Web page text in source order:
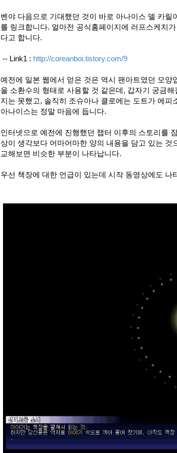
벤야 다음으로 기대했던 것이 바로 아나이스 델 카
를 링크합니다. 얼마전 공식홈페이지에 러프스케치
다고 합니다.
-- Link1 : http://coreanboi.tistory.com/9
예전에 일본 웹에서 얻은 것은 역시 팬아트였던 모
을 소환수의 형태로 사용할 것 같은데, 갑자기 궁금
지는 못했고, 솔직히 조슈아나 클로에는 도트가 에
아나이스는 정말 마음에 듭니다.
인터넷으로 예전에 진행했던 챕터 이후의 스토리를
상이 생각보다 어마어마한 양의 내용을 담고 있는
교해보면 비슷한 부분이 나타납니다.
우선 책장에 대한 언급이 있는데 시작 동영상에도 나